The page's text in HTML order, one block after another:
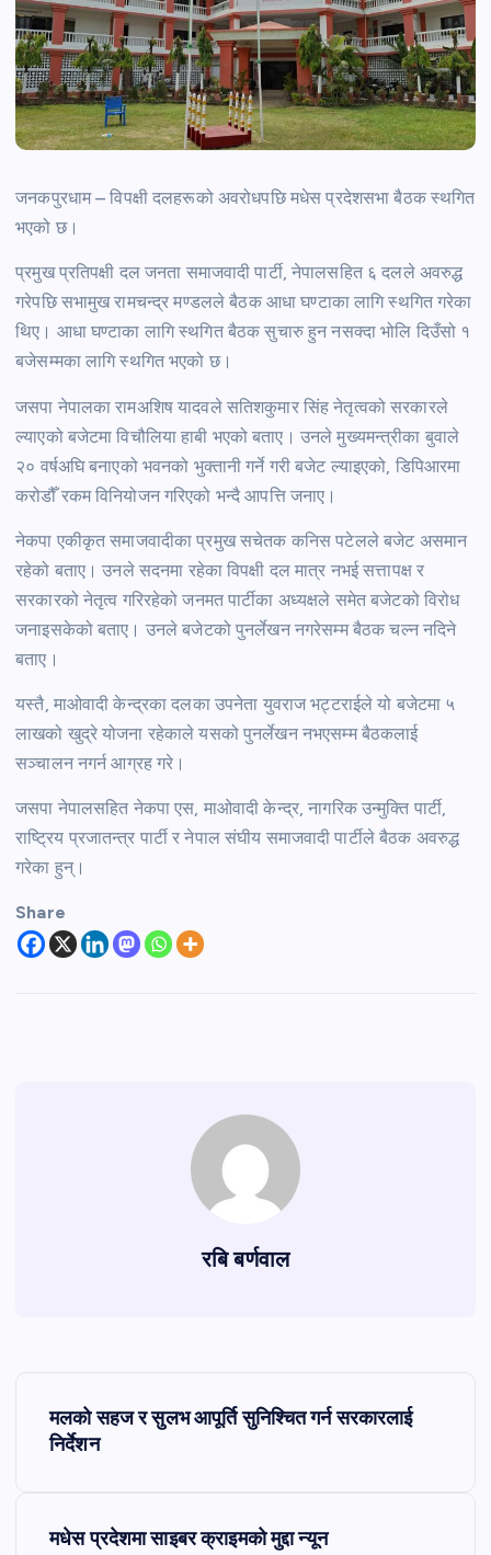
जनकपुरधाम – विपक्षी दलहरूको अवरोधपछि मधेस प्रदेशसभा बैठक स्थगित
भएको छ।
प्रमुख प्रतिपक्षी दल जनता समाजवादी पार्टी, नेपालसहित ६ दलले अवरुद्ध
गरेपछि सभामुख रामचन्द्र मण्डलले बैठक आधा घण्टाका लागि स्थगित गरेका
थिए। आधा घण्टाका लागि स्थगित बैठक सुचारु हुन नसक्दा भोलि दिउँसो १
बजेसम्मका लागि स्थगित भएको छ।
जसपा नेपालका रामअशिष यादवले सतिशकुमार सिंह नेतृत्वको सरकारले
ल्याएको बजेटमा विचौलिया हाबी भएको बताए। उनले मुख्यमन्त्रीका बुवाले
२० वर्षअघि बनाएको भवनको भुक्तानी गर्ने गरी बजेट ल्याइएको, डिपिआरमा
करोडौँ रकम विनियोजन गरिएको भन्दै आपत्ति जनाए।
नेकपा एकीकृत समाजवादीका प्रमुख सचेतक कनिस पटेलले बजेट असमान
रहेको बताए। उनले सदनमा रहेका विपक्षी दल मात्र नभई सत्तापक्ष र
सरकारको नेतृत्व गरिरहेको जनमत पार्टीका अध्यक्षले समेत बजेटको विरोध
जनाइसकेको बताए। उनले बजेटको पुनर्लेखन नगरेसम्म बैठक चल्न नदिने
बताए।
यस्तै, माओवादी केन्द्रका दलका उपनेता युवराज भट्टराईले यो बजेटमा ५
लाखको खुद्रे योजना रहेकाले यसको पुनर्लेखन नभएसम्म बैठकलाई
सञ्चालन नगर्न आग्रह गरे।
जसपा नेपालसहित नेकपा एस, माओवादी केन्द्र, नागरिक उन्मुक्ति पार्टी,
राष्ट्रिय प्रजातन्त्र पार्टी र नेपाल संघीय समाजवादी पार्टीले बैठक अवरुद्ध
गरेका हुन्।
Share
रबि बर्णवाल
मलको सहज र सुलभ आपूर्ति सुनिश्चित गर्न सरकारलाई
निर्देशन
मधेस प्रदेशमा साइबर क्राइमको मुद्दा न्यून